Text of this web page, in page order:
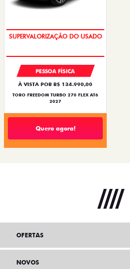
OPORTUNIDADE
PESSOA FÍSICA
À VISTA POR R$ 134.990,00
TORO FREEDOM TURBO 270 FLEX AT6
2027
Quero agora!
OFERTAS
NOVOS